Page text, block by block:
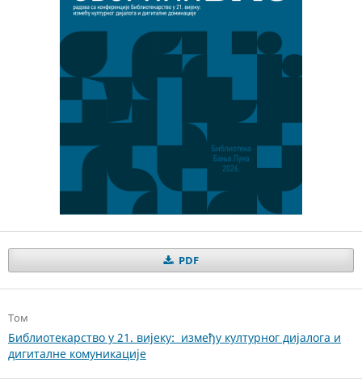
PDF
Том
Библиотекарство у 21. вијеку: између културног дијалога и
дигиталне комуникације